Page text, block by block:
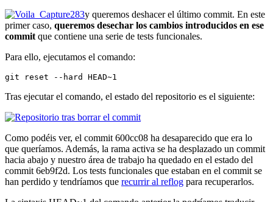
y queremos deshacer el último commit. En este
primer caso, queremos desechar los cambios introducidos en ese
commit que contiene una serie de tests funcionales.
Para ello, ejecutamos el comando:
git reset --hard HEAD~1
Tras ejecutar el comando, el estado del repositorio es el siguiente:
Como podéis ver, el commit 600cc08 ha desaparecido que era lo
que queríamos. Además, la rama activa se ha desplazado un commit
hacia abajo y nuestro área de trabajo ha quedado en el estado del
commit 6eb9f2d. Los tests funcionales que estaban en el commit se
han perdido y tendríamos que recurrir al reflog para recuperarlos.